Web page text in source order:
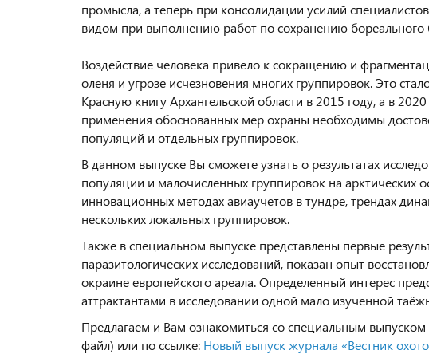
промысла, а теперь при консолидации усилий
видом при выполнению работ по сохранению бореального
Воздействие человека привело к сокращению и
оленя и угрозе исчезновения многих группировок. Это
Красную книгу Архангельской области в 2015 году, а в
применения обоснованных мер охраны необходимы
популяций и отдельных группировок.
В данном выпуске Вы сможете узнать о результатах
популяции и малочисленных группировок на арктических
инновационных методах авиаучетов в тундре, трендах
нескольких локальных группировок.
Также в специальном выпуске представлены первые
паразитологических исследований, показан опыт
окраине европейского ареала. Определенный интерес
аттрактантами в исследовании одной мало изученной
Предлагаем и Вам ознакомиться со специальным
файл) или по ссылке: Новый выпуск журнала «Вестник